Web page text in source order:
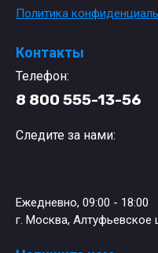
Политика
Контакты
Телефон:
8 800 555-13-56
Следите за нами:
Ежедневно, 09:00 - 18:00
г. Москва, Алтуфьевское